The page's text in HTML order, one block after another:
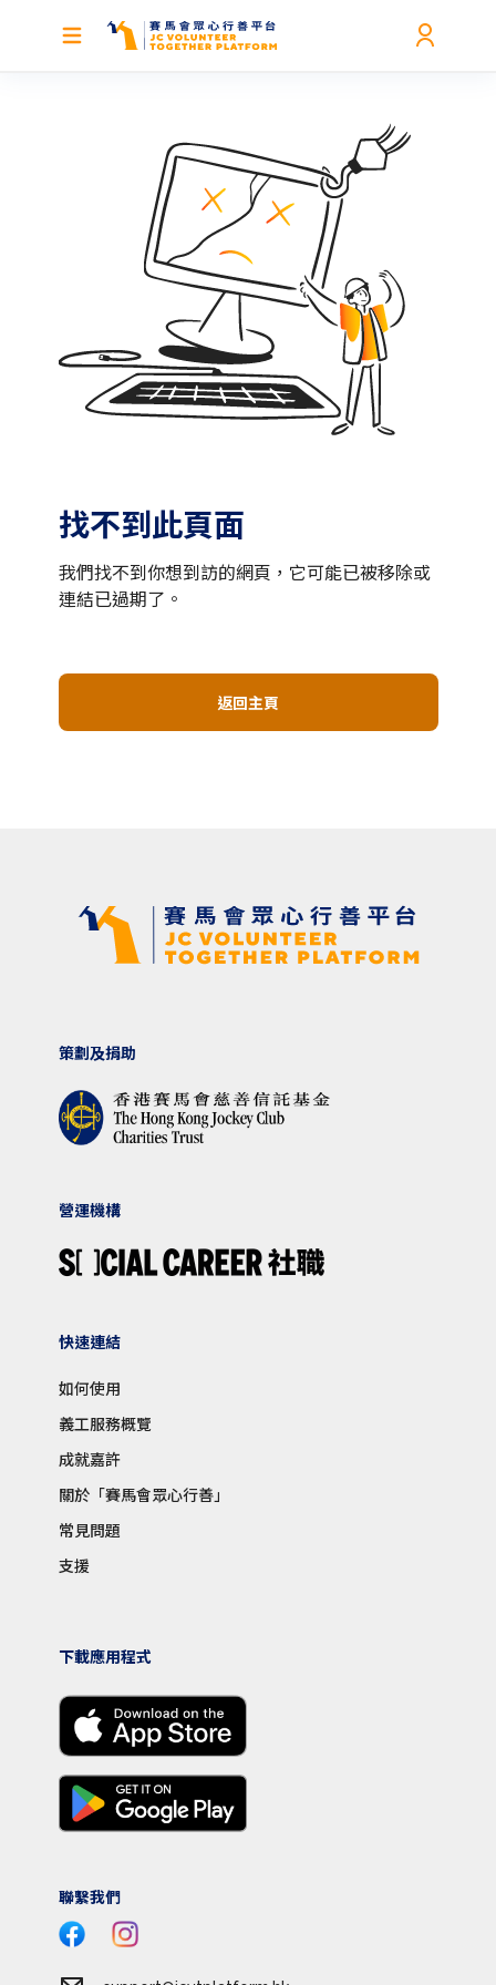
找不到此頁面
我們找不到你想到訪的網頁，它可能已被移除或
連結已過期了。
返回主頁
策劃及捐助
營運機構
快速連結
如何使用
義工服務概覽
成就嘉許
關於「賽馬會眾心行善」
常見問題
支援
下載應用程式
聯繫我們